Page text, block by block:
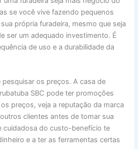
se você vive fazendo pequenos
própria furadeira, mesmo que seja
ser um adequado investimento. É
de uso e a durabilidade da
os preços. A casa de
SBC pode ter promoções
preços, veja a reputação da marca
clientes antes de tomar sua
cuidadosa do custo-benefício te
e a ter as ferramentas certas